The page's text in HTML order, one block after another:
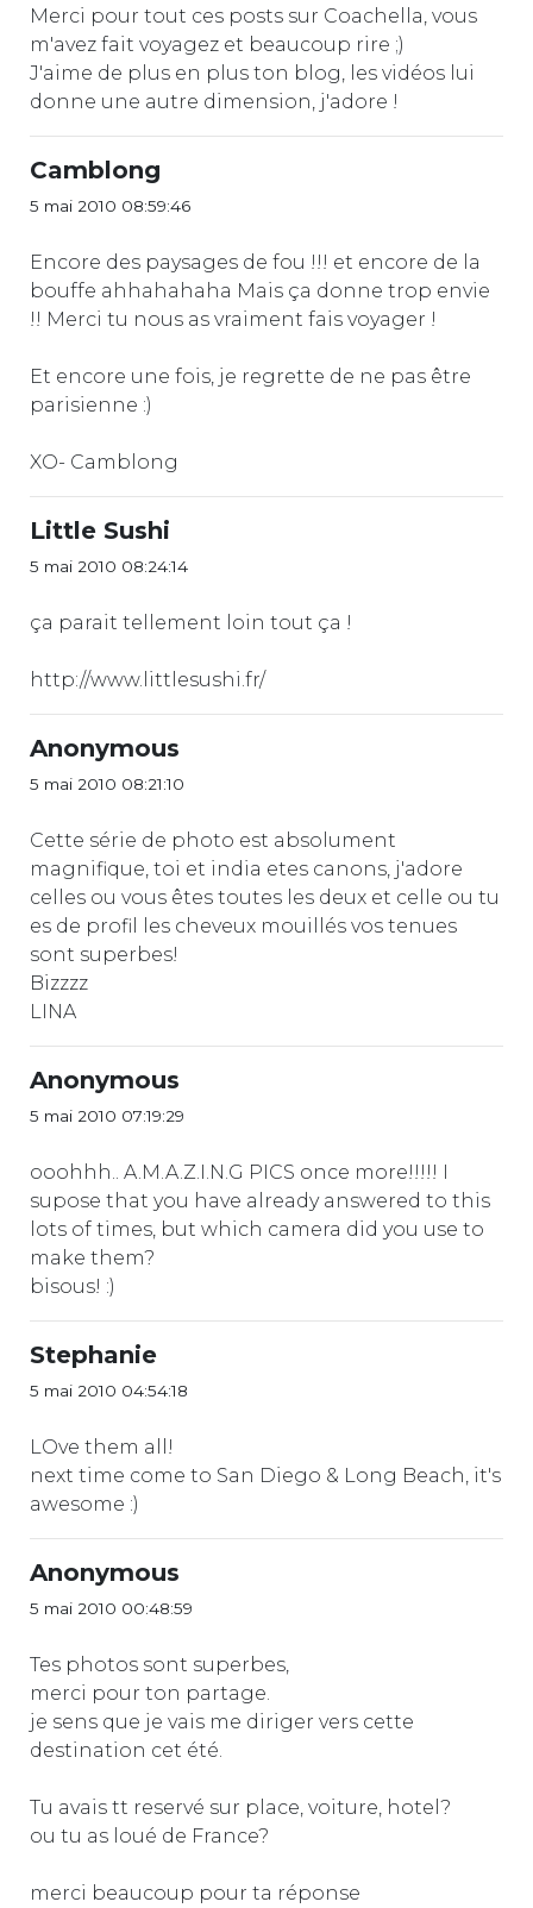
Merci pour tout ces posts sur Coachella, vous
m'avez fait voyagez et beaucoup rire ;)
J'aime de plus en plus ton blog, les vidéos lui
donne une autre dimension, j'adore !
Camblong
5 mai 2010 08:59:46
Encore des paysages de fou !!! et encore de la
bouffe ahhahahaha Mais ça donne trop envie
!! Merci tu nous as vraiment fais voyager !
Et encore une fois, je regrette de ne pas être
parisienne :)
XO- Camblong
Little Sushi
5 mai 2010 08:24:14
ça parait tellement loin tout ça !
http://www.littlesushi.fr/
Anonymous
5 mai 2010 08:21:10
Cette série de photo est absolument
magnifique, toi et india etes canons, j'adore
celles ou vous êtes toutes les deux et celle ou tu
es de profil les cheveux mouillés vos tenues
sont superbes!
Bizzzz
LINA
Anonymous
5 mai 2010 07:19:29
ooohhh.. A.M.A.Z.I.N.G PICS once more!!!!! I
supose that you have already answered to this
lots of times, but which camera did you use to
make them?
bisous! :)
Stephanie
5 mai 2010 04:54:18
LOve them all!
next time come to San Diego & Long Beach, it's
awesome :)
Anonymous
5 mai 2010 00:48:59
Tes photos sont superbes,
merci pour ton partage.
je sens que je vais me diriger vers cette
destination cet été.
Tu avais tt reservé sur place, voiture, hotel?
ou tu as loué de France?
merci beaucoup pour ta réponse